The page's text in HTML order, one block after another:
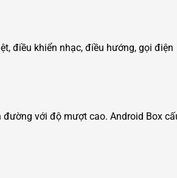
điều khiển nhạc, điều hướng, gọi điện
đường với độ mượt cao. Android Box